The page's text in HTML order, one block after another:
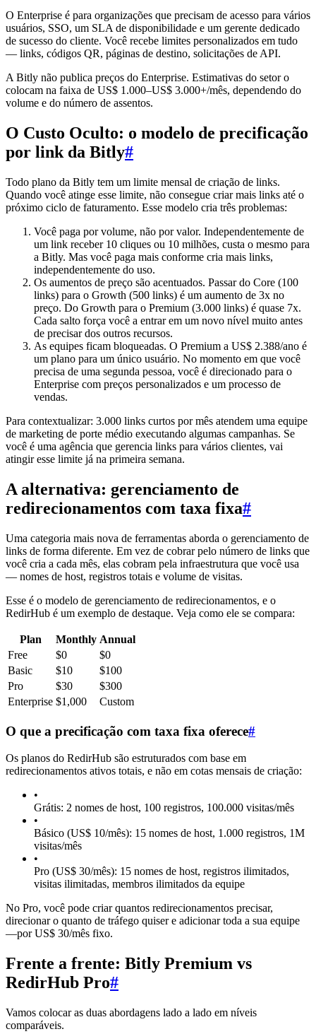
O Enterprise é para organizações que precisam de acesso para vários
usuários, SSO, um SLA de disponibilidade e um gerente dedicado
de sucesso do cliente. Você recebe limites personalizados em tudo
— links, códigos QR, páginas de destino, solicitações de API.
A Bitly não publica preços do Enterprise. Estimativas do setor o
colocam na faixa de US$ 1.000–US$ 3.000+/mês, dependendo do
volume e do número de assentos.
O Custo Oculto: o modelo de precificação
por link da Bitly#
Todo plano da Bitly tem um limite mensal de criação de links.
Quando você atinge esse limite, não consegue criar mais links até o
próximo ciclo de faturamento. Esse modelo cria três problemas:
Você paga por volume, não por valor. Independentemente de
um link receber 10 cliques ou 10 milhões, custa o mesmo para
a Bitly. Mas você paga mais conforme cria mais links,
independentemente do uso.
Os aumentos de preço são acentuados. Passar do Core (100
links) para o Growth (500 links) é um aumento de 3x no
preço. Do Growth para o Premium (3.000 links) é quase 7x.
Cada salto força você a entrar em um novo nível muito antes
de precisar dos outros recursos.
As equipes ficam bloqueadas. O Premium a US$ 2.388/ano é
um plano para um único usuário. No momento em que você
precisa de uma segunda pessoa, você é direcionado para o
Enterprise com preços personalizados e um processo de
vendas.
Para contextualizar: 3.000 links curtos por mês atendem uma equipe
de marketing de porte médio executando algumas campanhas. Se
você é uma agência que gerencia links para vários clientes, vai
atingir esse limite já na primeira semana.
A alternativa: gerenciamento de
redirecionamentos com taxa fixa#
Uma categoria mais nova de ferramentas aborda o gerenciamento de
links de forma diferente. Em vez de cobrar pelo número de links que
você cria a cada mês, elas cobram pela infraestrutura que você usa
— nomes de host, registros totais e volume de visitas.
Esse é o modelo de gerenciamento de redirecionamentos, e o
RedirHub é um exemplo de destaque. Veja como ele se compara:
Plan Monthly Annual
Free
$0
$0
Basic
$10
$100
Pro
$30
$300
Enterprise $1,000 Custom
O que a precificação com taxa fixa oferece#
Os planos do RedirHub são estruturados com base em
redirecionamentos ativos totais, e não em cotas mensais de criação:
•
Grátis: 2 nomes de host, 100 registros, 100.000 visitas/mês
•
Básico (US$ 10/mês): 15 nomes de host, 1.000 registros, 1M
visitas/mês
•
Pro (US$ 30/mês): 15 nomes de host, registros ilimitados,
visitas ilimitadas, membros ilimitados da equipe
No Pro, você pode criar quantos redirecionamentos precisar,
direcionar o quanto de tráfego quiser e adicionar toda a sua equipe
—por US$ 30/mês fixo.
Frente a frente: Bitly Premium vs
RedirHub Pro#
Vamos colocar as duas abordagens lado a lado em níveis
comparáveis.